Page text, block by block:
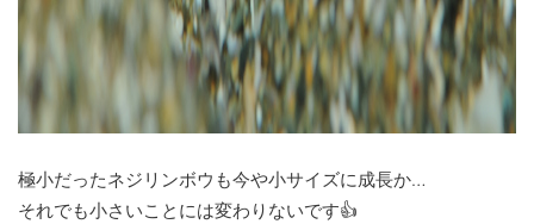
極小だったネジリンボウも今や小サイズに成長か…
それでも小さいことには変わりないです👍